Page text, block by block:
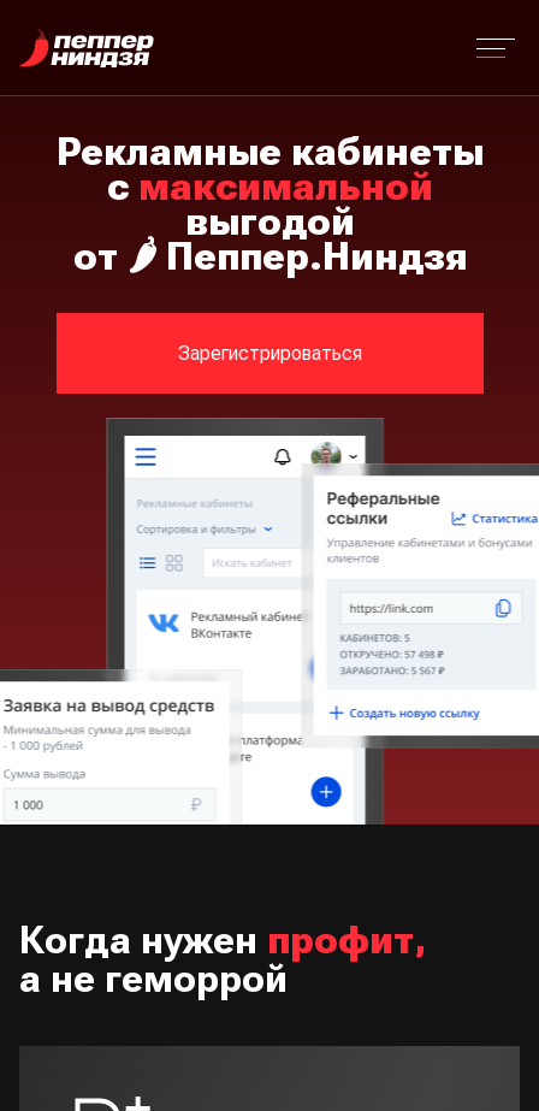
Рекламные кабинеты
с максимальной
выгодой
от 🌶️Пеппер.Ниндзя
Зарегистрироваться
Когда нужен профит,
а не геморрой